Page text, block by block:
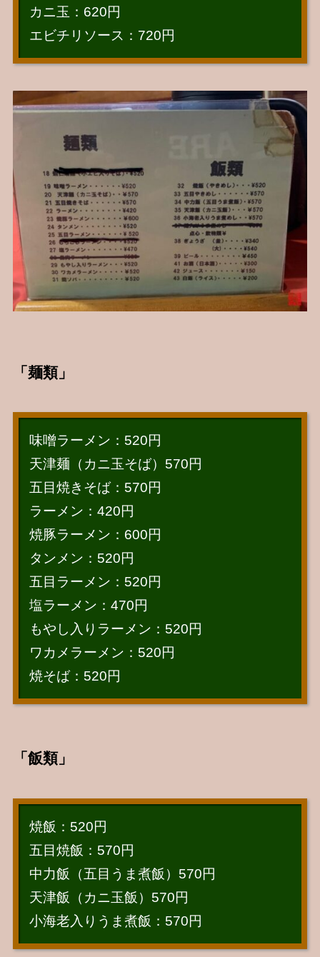
カニ玉：620円
エビチリソース：720円
「麺類」
味噌ラーメン：520円
天津麺（カニ玉そば）570円
五目焼きそば：570円
ラーメン：420円
焼豚ラーメン：600円
タンメン：520円
五目ラーメン：520円
塩ラーメン：470円
もやし入りラーメン：520円
ワカメラーメン：520円
焼そば：520円
「飯類」
焼飯：520円
五目焼飯：570円
中力飯（五目うま煮飯）570円
天津飯（カニ玉飯）570円
小海老入りうま煮飯：570円